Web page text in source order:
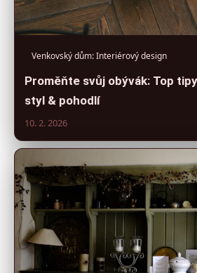
Venkovský dům: Interiérový design
Proměňte svůj obývák: Top
styl & pohodlí
10. 2. 2026